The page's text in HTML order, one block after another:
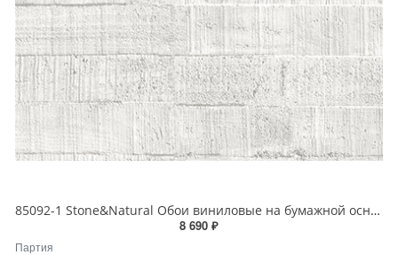
85092-1 Stone&Natural Обои виниловые на бумажной основе 1.06*15.5
8 690 ₽
Партия